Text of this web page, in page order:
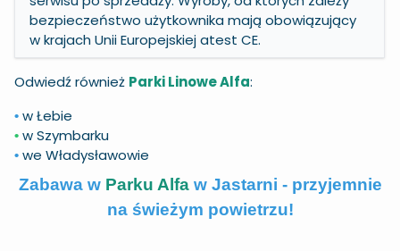
bezpieczeństwo użytkownika mają obowiązujący
w krajach Unii Europejskiej atest CE.
Odwiedź również Parki Linowe Alfa:
• w Łebie
• w Szymbarku
• we Władysławowie
Zabawa w Parku Alfaw Jastarni - przyjemnie
na świeżym powietrzu!